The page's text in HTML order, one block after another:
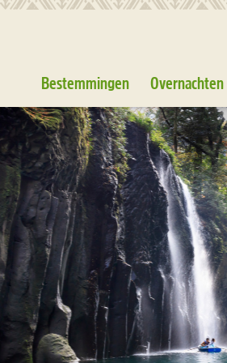
Bestemmingen Overnachten